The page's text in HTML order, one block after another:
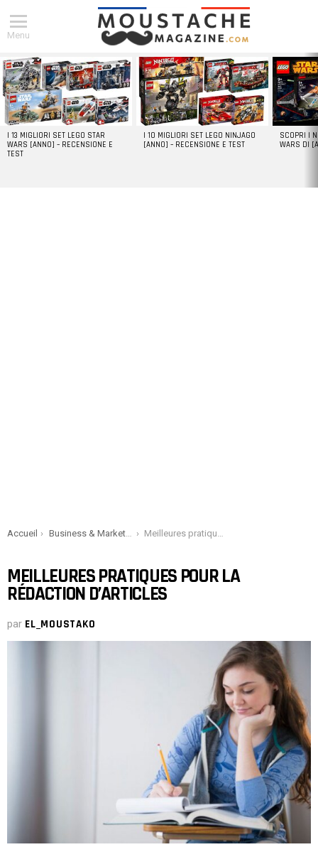
Menu
DERNIERS
ARTICLES
I 13 MIGLIORI SET LEGO STAR
WARS [ANNO] – RECENSIONE E
TEST
I 10 MIGLIORI SET LEGO NINJAGO
[ANNO] – RECENSIONE E TEST
SCOPRI I
WARS DI
You are here:
Accueil Business & Marketing Meilleures pratiques pour la rédaction d’articles
MEILLEURES PRATIQUES POUR LA
RÉDACTION D’ARTICLES
par EL_MOUSTAKO